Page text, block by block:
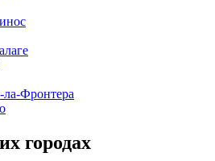
Фронтера
городах